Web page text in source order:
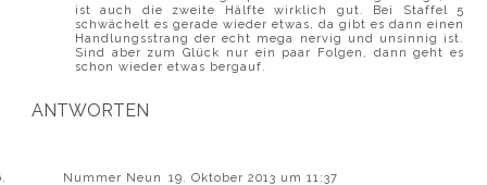
ist auch die zweite Hälfte wirklich gut. Bei Staffel 5
schwächelt es gerade wieder etwas, da gibt es dann einen
Handlungsstrang der echt mega nervig und unsinnig ist.
Sind aber zum Glück nur ein paar Folgen, dann geht es
schon wieder etwas bergauf.
ANTWORTEN
Nummer Neun
19. Oktober 2013 um 11:37